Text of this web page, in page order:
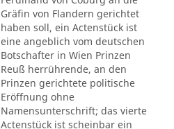
Gräfin von Flandern gerichtet
haben soll, ein Actenstück ist
eine angeblich vom deutschen
Botschafter in Wien Prinzen
Reuß herrührende, an den
Prinzen gerichtete politische
Eröffnung ohne
Namensunterschrift; das vierte
Actenstück ist scheinbar ein